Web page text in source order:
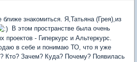
ближе знакомиться. Я,Татьяна (Грея),из
В этом пространстве была очень
проектов - Гиперкурс и Альтеркурс.
в себе и понимаю ТО, что я уже
Кто? Зачем? Куда? Почему? Появилась